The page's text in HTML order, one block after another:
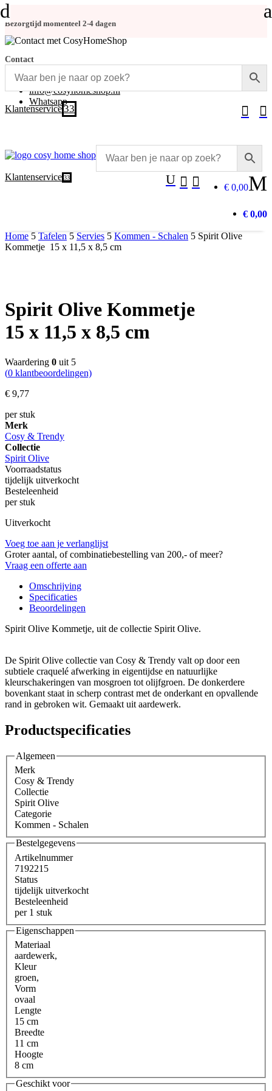
Bezorgtijd momenteel 2-4 dagen
Contact
+31 (0)348-486 555
info@cosyhomeshop.nl
Whatsapp


Klantenservice 3
d
M
€ 0,00


U
Klantenservice 3
a
€ 0,00
Home 5 Tafelen 5 Servies 5 Kommen - Schalen 5 Spirit Olive
Kommetje 15 x 11,5 x 8,5 cm
Spirit Olive Kommetje
15 x 11,5 x 8,5 cm
Waardering 0 uit 5
(0 klantbeoordelingen)
€ 9,77
per stuk
Merk
Cosy & Trendy
Collectie
Spirit Olive
Voorraadstatus
tijdelijk uitverkocht
Besteleenheid
per stuk
Uitverkocht
Voeg toe aan je verlanglijst
Groter aantal, of combinatiebestelling van 200,- of meer?
Vraag een offerte aan
Omschrijving
Specificaties
Beoordelingen
Spirit Olive Kommetje, uit de collectie Spirit Olive.
De Spirit Olive collectie van Cosy & Trendy valt op door een
subtiele craquelé afwerking in eigentijdse en natuurlijke
kleurschakeringen van mosgroen tot olijfgroen. De donkerdere
bovenkant staat in scherp contrast met de onderkant en opvallende
rand in gebroken wit. Gemaakt uit aardewerk.
Productspecificaties
Algemeen
Merk
Cosy & Trendy
Collectie
Spirit Olive
Categorie
Kommen - Schalen
Bestelgegevens
Artikelnummer
7192215
Status
tijdelijk uitverkocht
Besteleenheid
per 1 stuk
Eigenschappen
Materiaal
aardewerk,
Kleur
groen,
Vorm
ovaal
Lengte
15 cm
Breedte
11 cm
Hoogte
8 cm
Geschikt voor